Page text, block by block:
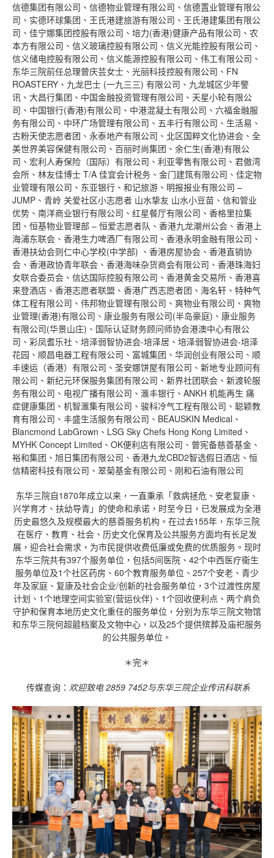
信德集团有限公司、信德物业管理有限公司、信德置业管理有限公
司、实德环球集团、王氏港建旅游有限公司、王氏港建集团有限公
司、佳宁娜集团控股有限公司、培力(香港)健康产品有限公司、农
本方有限公司、信义玻璃控股有限公司、信义光能控股有限公司、
信义储电控股有限公司、信义能源控股有限公司、伟工有限公司、
东华三院前任总理曾庆芸女士、光丽科技控股有限公司、FN
ROASTERY、九龙巴士 (一九三三) 有限公司、九龙城区少年警
讯、大昌行集团、中国金融投资管理有限公司、天星小轮有限公
司、中国银行(香港)有限公司、中港混凝土有限公司、六福金融服
务有限公司、中环广场管理有限公司、五丰行有限公司、生活易、
古粉天使志愿者团、永泰地产有限公司、北区国粹文化协进会、全
美世界美容保健有限公司、百丽时尚集团、余仁生(香港)有限公
司、宏利人寿保险（国际）有限公司、利亚零售有限公司、君傲湾
会所、林友佳博士 T/A 佳宜会计税务、金门建筑有限公司、佳定物
业管理有限公司、东亚银行、和记旅游、明报报业有限公司 –
JUMP、青岭 关爱社区小志愿者 山水挚友 山水小豆苗、信和管业
优势、南洋商业银行有限公司、红星餐厅有限公司、香格里拉集
团、恒基物业管理部 – 恒爱志愿者队、香港九龙潮州公会、香港上
海浦东联会、香港生力啤酒厂有限公司、香港永明金融有限公司、
香港扶幼会则仁中心学校(中学部) 、香港房屋协会、香港直销协
会、香港政协青年联会、香港海味杂货商会有限公司、香港珠海妇
女联合委员会、信达国际控股有限公司、香港黄金交易所、香港喜
来登酒店、香港志愿者联盟、香港广西志愿者团、海名轩、特种气
体工程有限公司、伟邦物业管理有限公司、爽物业有限公司、爽物
业管理(香港)有限公司、康业服务有限公司(半岛豪庭)、康业服务
有限公司(华景山庄)、国际认证财务顾问师协会港澳中心有限公
司、彩凤耆乐社、培泽弱智协进会-培泽居、培泽弱智协进会-培泽
花园、顺昌电器工程有限公司、富城集团、华润创业有限公司、顺
丰速运（香港）有限公司、圣安娜饼屋有限公司、新地专业顾问有
限公司、新纪元环保服务集团有限公司、新界社团联会、新渡轮服
务有限公司、电视广播有限公司、滙丰银行、ANKH 机能再生 痛
症健康集团、机智滙集有限公司、骏科冷气工程有限公司、聪颖教
育有限公司、丰盛生活服务有限公司、BEAUSKIN Medical、
Blancmond LabGrown、LSG Sky Chefs Hong Kong Limited、
MYHK Concept Limited、OK便利店有限公司、曾宪备慈善基金、
裕和集团、旭日集团有限公司、香港九龙CBD2智选假日酒店、恒
信精密科技有限公司、翠菊基金有限公司、刚和石油有限公司
东华三院自1870年成立以来，一直秉承「救病拯危、安老复康、
兴学育才、扶幼导青」的使命和承诺，时至今日，已发展成为全港
历史最悠久及规模最大的慈善服务机构。在过去155年，东华三院
在医疗、教育、社会、历史文化保育及公共服务方面均有长足发
展，迎合社会需求，为市民提供收费低廉或免费的优质服务。现时
东华三院共有397个服务单位，包括5间医院、42个中西医疗衞生
服务单位及1个社区药房、60个教育服务单位、257个安老、青少
年及家庭、复康及社会企业/创新的社会服务单位，3个过渡性房屋
计划、1个地理空间实验室(营运伙伴)、1个回收便利点、两个肩负
守护和保育本地历史文化重任的服务单位，分别为东华三院文物馆
和东华三院何超蕸档案及文物中心，以及25个提供殡葬及庙祀服务
的公共服务单位。
＊完＊
传媒查询： 欢迎致电 2859 7452与东华三院企业传讯科联系